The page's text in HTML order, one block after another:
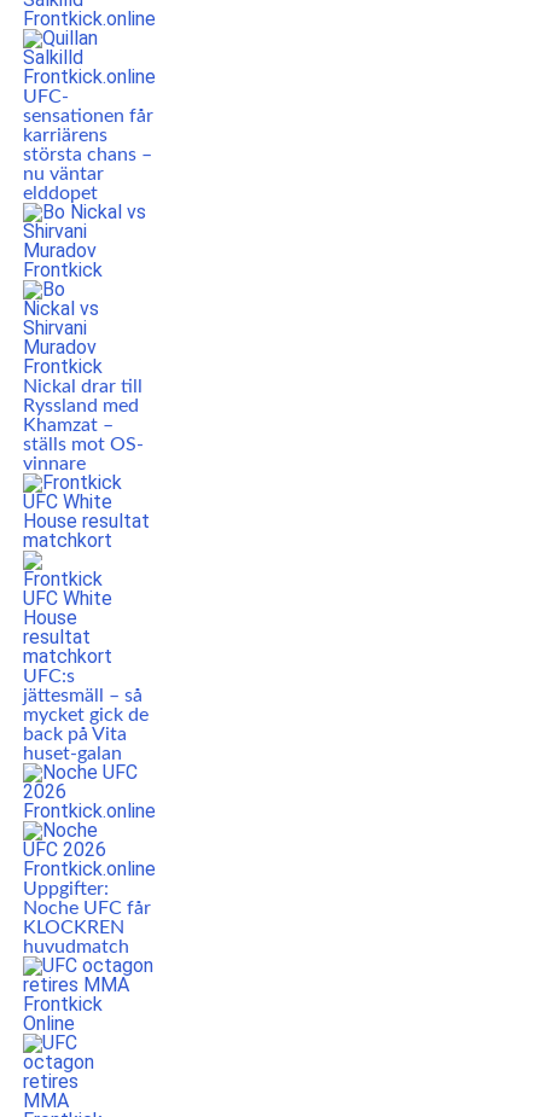
UFC-
sensationen får
karriärens
största chans –
nu väntar
elddopet
Nickal drar till
Ryssland med
Khamzat –
ställs mot OS-
vinnare
UFC:s
jättesmäll – så
mycket gick de
back på Vita
huset-galan
Uppgifter:
Noche UFC får
KLOCKREN
huvudmatch